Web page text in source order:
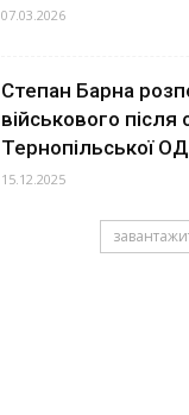
07.03.2026
Степан Барна
військового після
Тернопільської
15.12.2025